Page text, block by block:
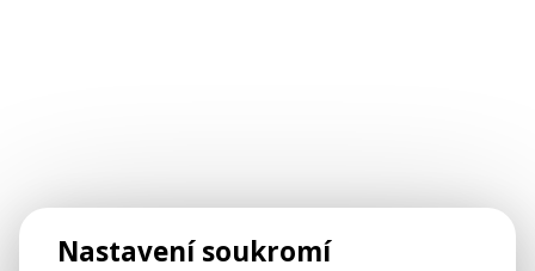
Nastavení soukromí